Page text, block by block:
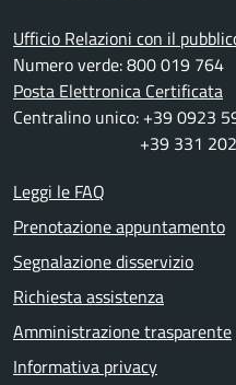
Ufficio Relazioni con il
Numero verde: 800 019 764
Posta Elettronica Certificata
Centralino unico: +39 0923
+39 331
Leggi le FAQ
Prenotazione appuntamento
Segnalazione disservizio
Richiesta assistenza
Amministrazione trasparente
Informativa privacy